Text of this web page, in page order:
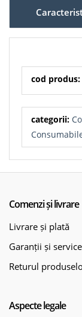
cod produs:
categorii:
Comenzi și livrare
Livrare și plată
Garanții și service
Returul
Aspecte legale